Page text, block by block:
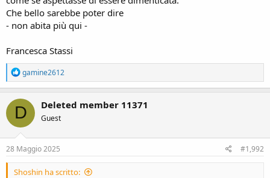
Che bello sarebbe poter dire
- non abita più qui -
Francesca Stassi
R
e
a
c
t
i
o
n
s
gamine2612
D Deleted member 11371
Guest
28 Maggio 2025 #1,992
Shoshin ha scritto: